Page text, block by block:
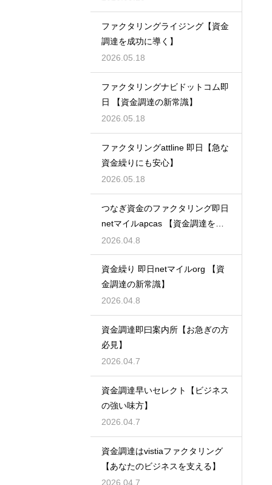
ファクタリングライジング【資金
調達を成功に導く】
2026.05.18
ファクタリングナビドットコム即
日 【資金調達の新常識】
2026.05.18
ファクタリングattline 即日【急な
資金繰りにも安心】
2026.05.18
つなぎ資金のファクタリング即日
netマイルapcas 【資金調達を加
速させる】
2026.04.8
資金繰り 即日netマイルorg 【資
金調達の新常識】
2026.04.8
資金調達即曰案内所【お急ぎの方
必見】
2026.04.7
資金調達早いセレクト【ビジネス
の強い味方】
2026.04.7
資金調達はvistiaファクタリング
【あなたのビジネスを支える】
2026.04.7